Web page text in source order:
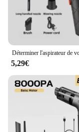
5,29€